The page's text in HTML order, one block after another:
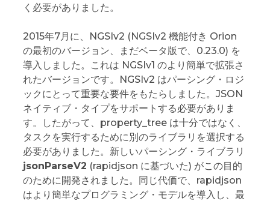
く必要がありました。
2015年7月に、NGSIv2 (NGSIv2 機能付き Orion
の最初のバージョン、まだベータ版で、0.23.0) を
導入しました。これは NGSIv1 のより簡単で拡張さ
れたバージョンです。NGSIv2 はパーシング・ロジ
ックにとって重要な要件をもたらしました。JSON
ネイティブ・タイプをサポートする必要がありま
す。したがって、property_tree は十分ではなく、
タスクを実行するために別のライブラリを選択する
必要がありました。新しいパーシング・ライブラリ
jsonParseV2 (rapidjson に基づいた) がこの目的
のために開発されました。同じ代価で、rapidjson
はより簡単なプログラミング・モデルを導入し、最